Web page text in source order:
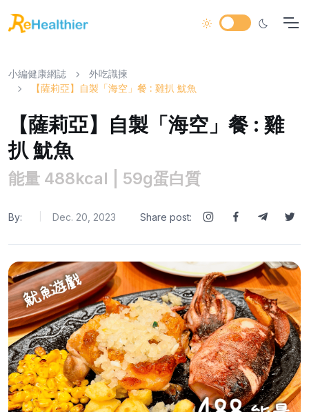
小編健康網誌
外吃識揀
【薩莉亞】自製「海空」餐 : 雞扒 魷魚
【薩莉亞】自製「海空」餐 : 雞
扒 魷魚
能量 488kcal | 59g蛋白質
By: Dec. 20, 2023 Share post: